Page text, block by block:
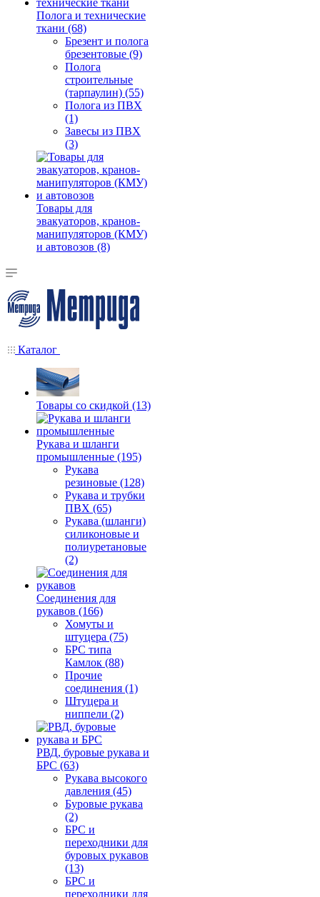
Полога и технические
ткани (68)
Брезент и полога
брезентовые (9)
Полога
строительные
(тарпаулин) (55)
Полога из ПВХ
(1)
Завесы из ПВХ
(3)
Товары для
эвакуаторов, кранов-
манипуляторов (КМУ)
и автовозов (8)
Каталог
Товары со скидкой (13)
Рукава и шланги
промышленные (195)
Рукава
резиновые (128)
Рукава и трубки
ПВХ (65)
Рукава (шланги)
силиконовые и
полиуретановые
(2)
Соединения для
рукавов (166)
Хомуты и
штуцера (75)
БРС типа
Камлок (88)
Прочие
соединения (1)
Штуцера и
ниппели (2)
РВД, буровые рукава и
БРС (63)
Рукава высокого
давления (45)
Буровые рукава
(2)
БРС и
переходники для
буровых рукавов
(13)
БРС и
переходники для